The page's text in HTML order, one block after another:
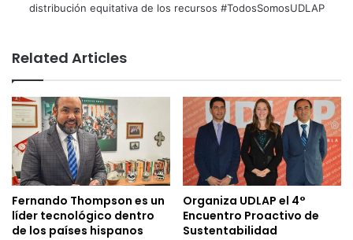
distribución equitativa de los recursos #TodosSomosUDLAP
Related Articles
Fernando Thompson es un
líder tecnológico dentro
de los países hispanos
Organiza UDLAP el 4°
Encuentro Proactivo de
Sustentabilidad